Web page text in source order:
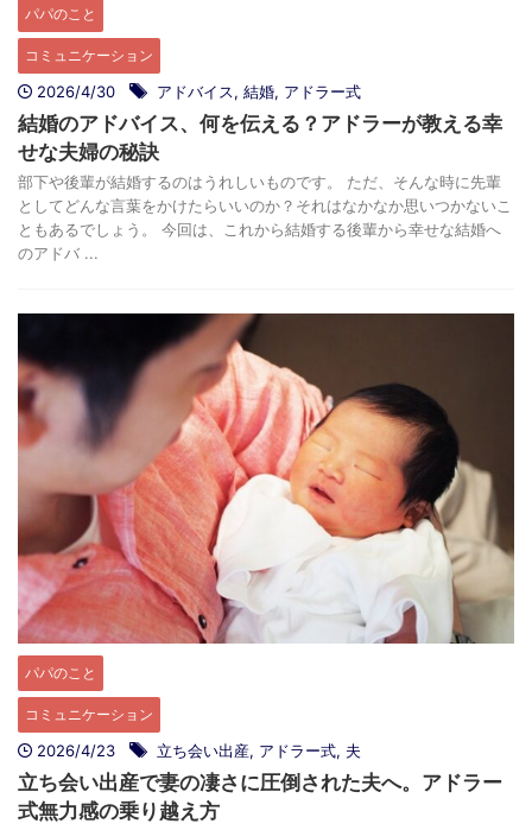
パパのこと
コミュニケーション
2026/4/30 アドバイス, 結婚, アドラー式
結婚のアドバイス、何を伝える？アドラーが教える幸
せな夫婦の秘訣
部下や後輩が結婚するのはうれしいものです。 ただ、そんな時に先輩
としてどんな言葉をかけたらいいのか？それはなかなか思いつかないこ
ともあるでしょう。 今回は、これから結婚する後輩から幸せな結婚へ
のアドバ ...
パパのこと
コミュニケーション
2026/4/23 立ち会い出産, アドラー式, 夫
立ち会い出産で妻の凄さに圧倒された夫へ。アドラー
式無力感の乗り越え方